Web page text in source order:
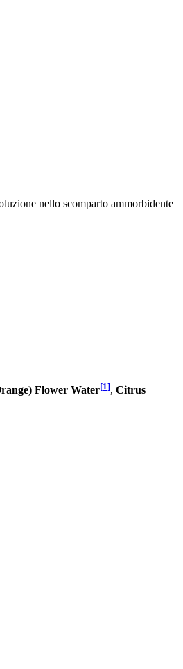
nello scomparto ammorbidente
Flower Water[1], Citrus